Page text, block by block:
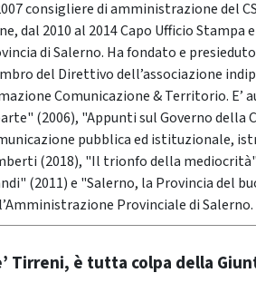
consigliere di amministrazione del
dal 2010 al 2014 Capo Ufficio
di Salerno. Ha fondato e
del Direttivo dell’associazione
Comunicazione & Territorio.
(2006), "Appunti sul Governo della
pubblica ed istituzionale,
(2018), "Il trionfo della
(2011) e "Salerno, la Provincia del
Provinciale di Salerno.
Tirreni, è tutta colpa della